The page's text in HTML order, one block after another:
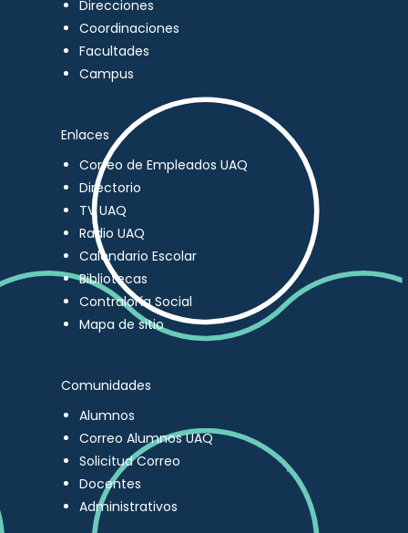
Direcciones
Coordinaciones
Facultades
Campus
Enlaces
Correo de Empleados UAQ
Directorio
TV UAQ
Radio UAQ
Calendario Escolar
Bibliotecas
Contraloría Social
Mapa de sitio
Comunidades
Alumnos
Correo Alumnos UAQ
Solicitud Correo
Docentes
Administrativos